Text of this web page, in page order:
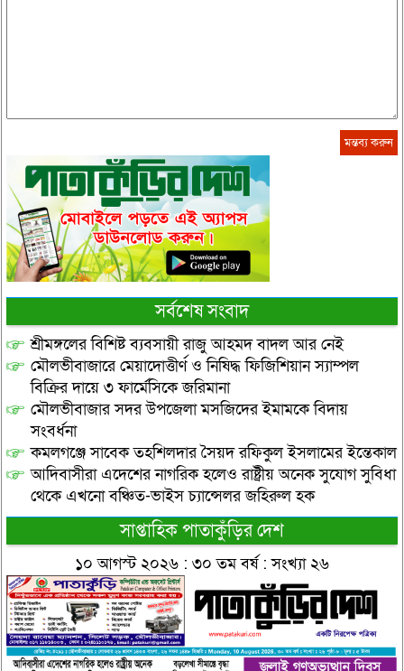
সর্বশেষ সংবাদ
শ্রীমঙ্গলের বিশিষ্ট ব্যবসায়ী রাজু আহমদ বাদল আর নেই
মৌলভীবাজারে মেয়াদোত্তীর্ণ ও নিষিদ্ধ ফিজিশিয়ান স্যাম্পল
বিক্রির দায়ে ৩ ফার্মেসিকে জরিমানা
মৌলভীবাজার সদর উপজেলা মসজিদের ইমামকে বিদায়
সংবর্ধনা
কমলগঞ্জে সাবেক তহশিলদার সৈয়দ রফিকুল ইসলামের ইন্তেকাল
আদিবাসীরা এদেশের নাগরিক হলেও রাষ্ট্রীয় অনেক সুযোগ সুবিধা
থেকে এখনো বঞ্চিত-ভাইস চ্যান্সেলর জহিরুল হক
সাপ্তাহিক পাতাকুঁড়ির দেশ
১০ আগস্ট ২০২৬ : ৩০ তম বর্ষ : সংখ্যা ২৬